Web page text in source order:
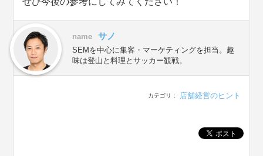
name サノ
SEMを中心に集客・マーケティングを担当。趣
味は登山と料理とサッカー観戦。
カテゴリ： 店舗経営のヒント